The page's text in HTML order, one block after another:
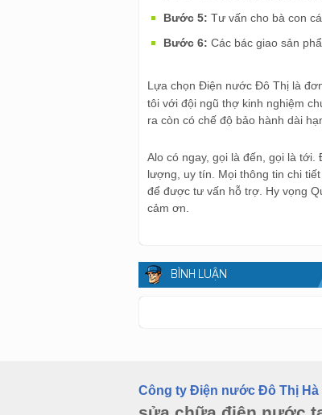
Bước 5: Tư vấn cho bà con
Bước 6: Các bác giao sản
Lựa chọn Điện nước Đô Thị là
tôi với đội ngũ thợ kinh nghiệm
ra còn có chế độ bảo hành dài
Alo có ngay, gọi là đến, gọi là
lượng, uy tín. Mọi thông tin chi
để được tư vấn hỗ trợ. Hy vọng
cảm ơn.
BÌNH LUẬN
Công ty Điện nước Đô Thị Hà